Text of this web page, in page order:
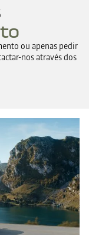
ou apenas pedir
nos através dos